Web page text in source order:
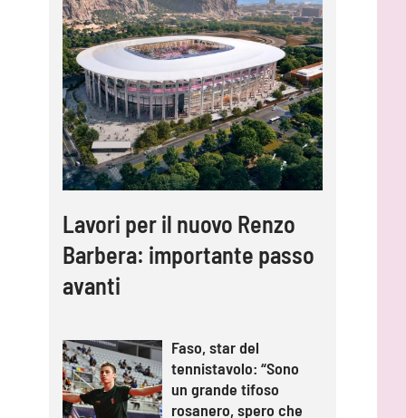
Lavori per il nuovo Renzo
Barbera: importante passo
avanti
Faso, star del
tennistavolo: “Sono
un grande tifoso
rosanero, spero che